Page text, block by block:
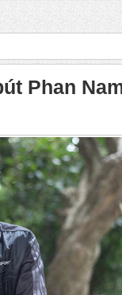
Phan